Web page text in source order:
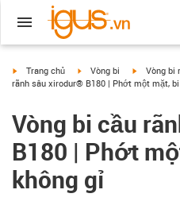
igus-icon-arrow-right
Trang chủ igus-icon-arrow-right
Vòng bi igus-icon-
Vòng bi
rãnh sâu xirodur® B180 | Phớt một mặt,
Vòng bi cầu
B180 | Phớt
không gỉ